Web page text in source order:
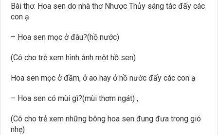
Bài thơ: Hoa sen do nhà thơ Nhược Thủy sáng tác đấy các
con ạ
– Hoa sen mọc ở đâu?(hồ nước)
(Cô cho trẻ xem hình ảnh một hồ sen)
Hoa sen mọc ở đầm, ở ao hay ở hồ nước đấy các con ạ
– Hoa sen có mùi gì?(mùi thơm ngát) ,
(Cô cho trẻ xem những bông hoa sen đung đưa trong gió
nhẹ)